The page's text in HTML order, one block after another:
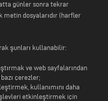
günler sonra tekrar
metin dosyalarıdır (harfler
şunları kullanabilir:
ve web sayfalarından
çerezler;
kullanımını daha
etkinleştirmek için